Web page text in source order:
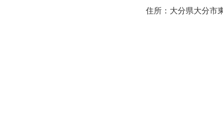
住所：大分県大分市